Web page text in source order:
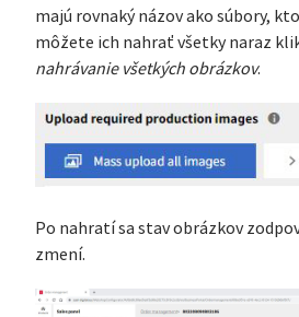
majú rovnaký názov ako súbory,
môžete ich nahrať všetky naraz
nahrávanie všetkých obrázkov.
Po nahratí sa stav obrázkov
zmení.